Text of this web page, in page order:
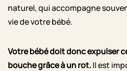
naturel, qui accompagne
vie de votre bébé.
Votre bébé doit donc expulser
bouche grâce à un rot.Il est